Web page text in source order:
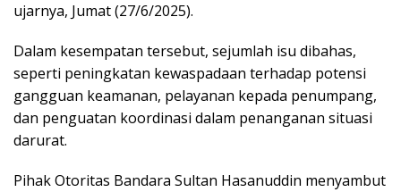
ujarnya, Jumat (27/6/2025).
Dalam kesempatan tersebut, sejumlah isu dibahas,
seperti peningkatan kewaspadaan terhadap potensi
gangguan keamanan, pelayanan kepada penumpang,
dan penguatan koordinasi dalam penanganan situasi
darurat.
Pihak Otoritas Bandara Sultan Hasanuddin menyambut